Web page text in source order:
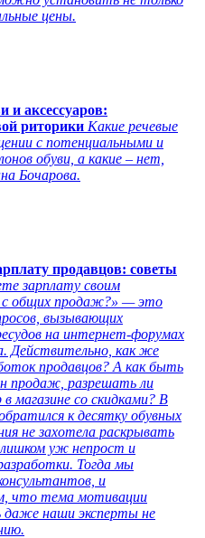
цены.
и аксессуаров:
риторики Какие речевые
с потенциальными и
обуви, а какие – нет,
Бочарова.
продавцов: советы
зарплату своим
с общих продаж?» — это
вызывающих
на интернет-форумах
Действительно, как же
продавцов? А как быть
продаж, разрешать ли
магазине со скидками? В
к десятку обувных
не захотела раскрывать
уж непрост и
Тогда мы
и
что тема мотивации
даже наши эксперты не